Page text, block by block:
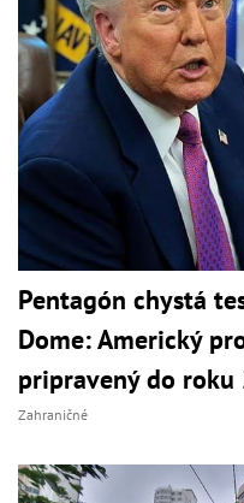
Pentagón chystá
Dome: Americký
pripravený do roku
Zahraničné